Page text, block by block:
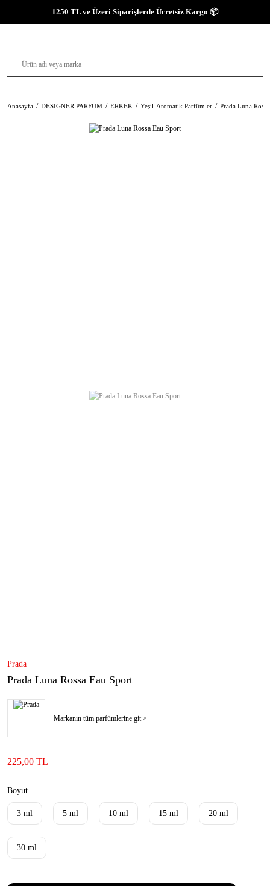
1250 TL ve Üzeri Siparişlerde Ücretsiz Kargo 📦
Anasayfa DESIGNER PARFUM ERKEK Yeşil-Aromatik Parfümler Prada Luna
Prada
Prada Luna Rossa Eau Sport
Markanın tüm parfümlerine git >
225,00 TL
Boyut
3 ml 5 ml 10 ml 15 ml 20 ml
30 ml